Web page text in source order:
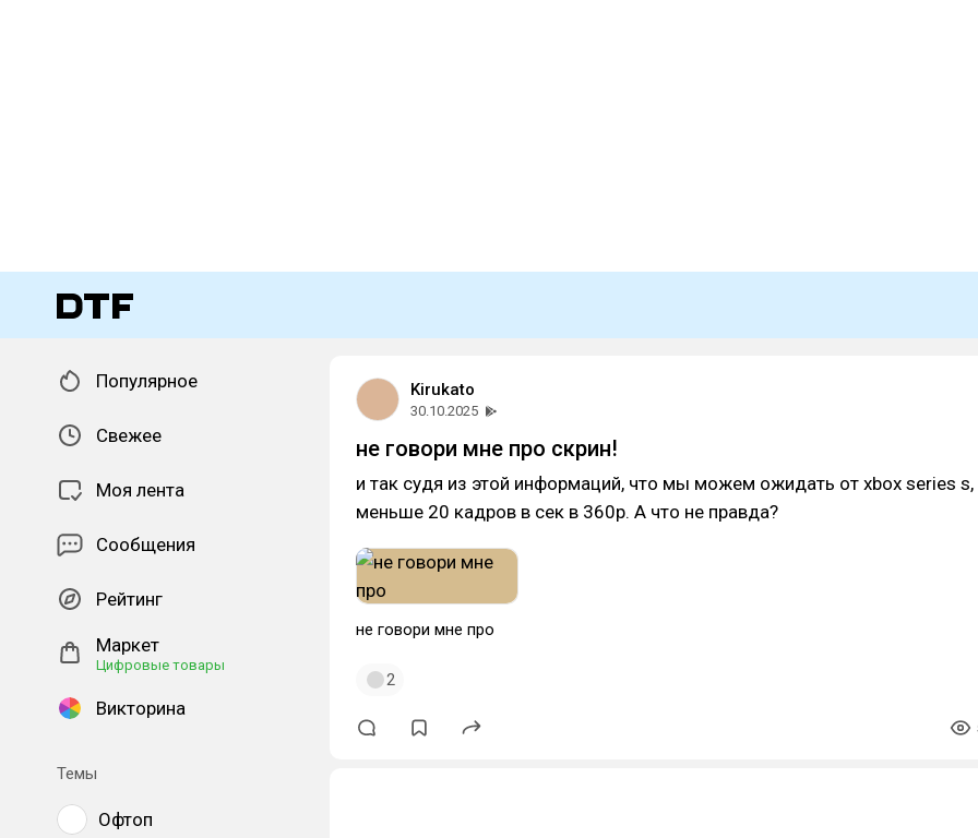
Популярное
Свежее
Моя лента
Сообщения
Рейтинг
Маркет
Цифровые товары
Викторина
Темы
Офтоп
Kirukato
30.10.2025
не говори мне про скрин!
и так судя из этой информаций, что мы можем ожидать от xbox series s,
меньше 20 кадров в сек в 360p. А что не правда?
не говори мне про
2